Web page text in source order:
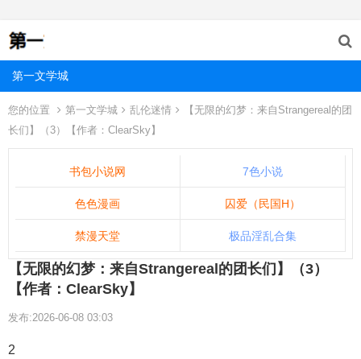
第一文学城
您的位置 第一文学城 乱伦迷情
【无限的幻梦：来自Strangereal的团
长们】（3）【作者：ClearSky】
书包小说网 7色小说
色色漫画 囚爱（民国H）
禁漫天堂 极品淫乱合集
【无限的幻梦：来自Strangereal的团长们】（3）
【作者：ClearSky】
发布:2026-06-08 03:03
2